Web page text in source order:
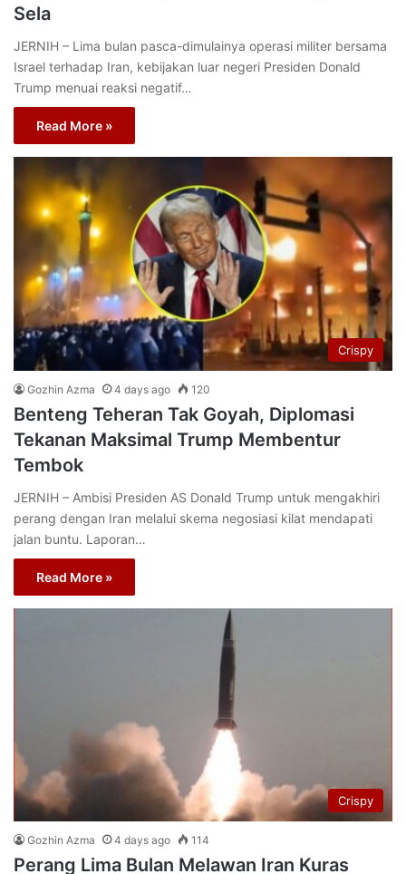
Sela
JERNIH – Lima bulan pasca-dimulainya operasi militer bersama
Israel terhadap Iran, kebijakan luar negeri Presiden Donald
Trump menuai reaksi negatif…
Read More »
Crispy
Gozhin Azma 4 days ago 120
Benteng Teheran Tak Goyah, Diplomasi
Tekanan Maksimal Trump Membentur
Tembok
JERNIH – Ambisi Presiden AS Donald Trump untuk mengakhiri
perang dengan Iran melalui skema negosiasi kilat mendapati
jalan buntu. Laporan…
Read More »
Crispy
Gozhin Azma 4 days ago 114
Perang Lima Bulan Melawan Iran Kuras